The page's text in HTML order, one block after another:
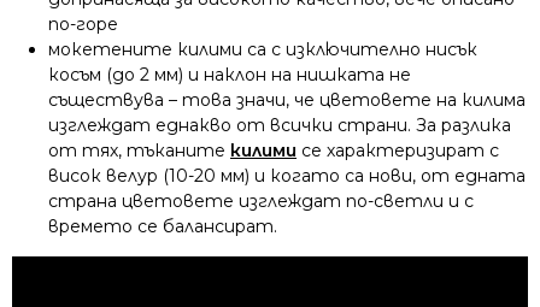
по-горе
мокетените килими са с изключително нисък
косъм (до 2 мм) и наклон на нишката не
съществува – това значи, че цветовете на килима
изглеждат еднакво от всички страни. За разлика
от тях, тъканите килими се характеризират с
висок велур (10-20 мм) и когато са нови, от едната
страна цветовете изглеждат по-светли и с
времето се балансират.